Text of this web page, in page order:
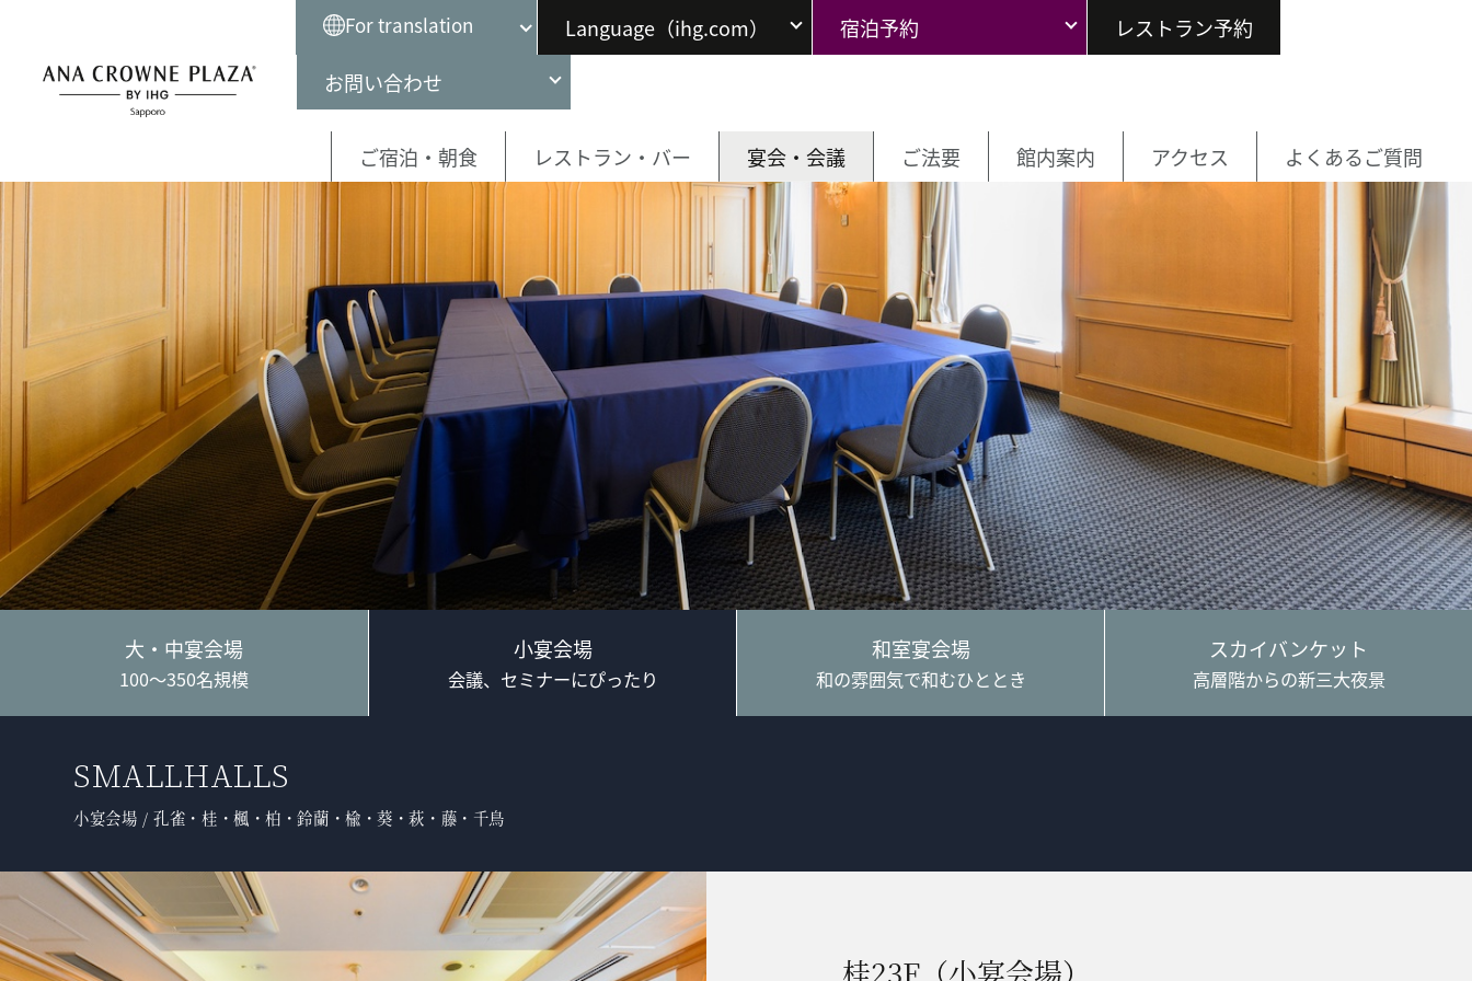
For translation Language（ihg.com） 宿泊予約
レストラン予約
お問い合わせ
ご宿泊・朝食 レストラン・バー 宴会・会議 ご法要 館内案内 アクセス よくあるご質問
大・中宴会場
100～350名規模
小宴会場
会議、セミナーにぴったり
和室宴会場
和の雰囲気で和むひととき
スカイバンケット
高層階からの新三大夜景
SMALLHALLS
小宴会場 / 孔雀・桂・楓・柏・鈴蘭・楡・葵・萩・藤・千鳥
桂23F（小宴会場）